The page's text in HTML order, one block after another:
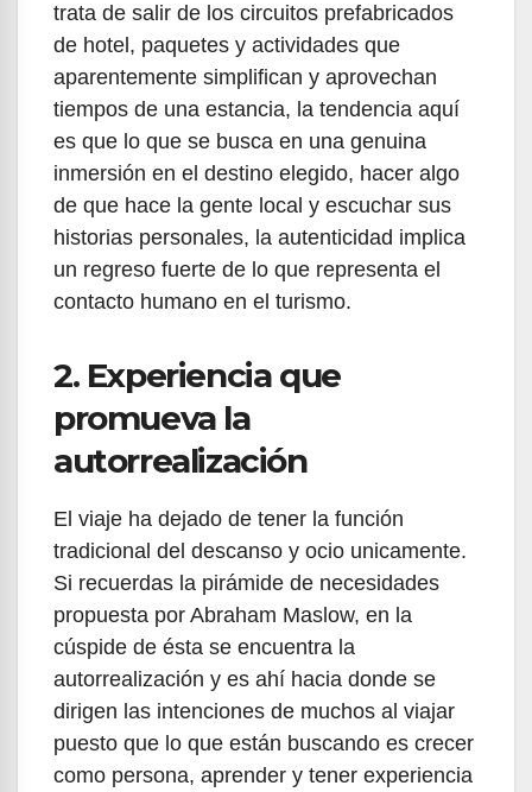
trata de salir de los circuitos prefabricados
de hotel, paquetes y actividades que
aparentemente simplifican y aprovechan
tiempos de una estancia, la tendencia aquí
es que lo que se busca en una genuina
inmersión en el destino elegido, hacer algo
de que hace la gente local y escuchar sus
historias personales, la autenticidad implica
un regreso fuerte de lo que representa el
contacto humano en el turismo.
2. Experiencia que
promueva la
autorrealización
El viaje ha dejado de tener la función
tradicional del descanso y ocio unicamente.
Si recuerdas la pirámide de necesidades
propuesta por Abraham Maslow, en la
cúspide de ésta se encuentra la
autorrealización y es ahí hacia donde se
dirigen las intenciones de muchos al viajar
puesto que lo que están buscando es crecer
como persona, aprender y tener experiencia